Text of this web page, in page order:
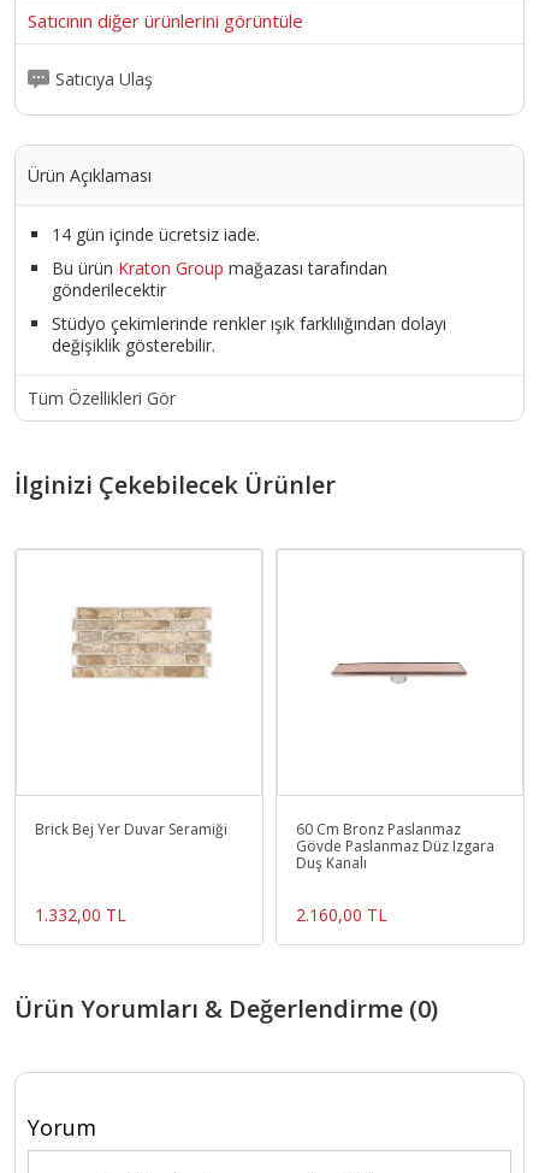
Satıcının diğer ürünlerini görüntüle
Satıcıya Ulaş
Ürün Açıklaması
14 gün içinde ücretsiz iade.
Bu ürün Kraton Group mağazası tarafından
gönderilecektir
Stüdyo çekimlerinde renkler ışık farklılığından dolayı
değişiklik gösterebilir.
Tüm Özellikleri Gör
İlginizi Çekebilecek Ürünler
Brick Bej Yer Duvar Seramiği
1.332,00 TL
60 Cm Bronz Paslanmaz
Gövde Paslanmaz Düz Izgara
Duş Kanalı
2.160,00 TL
Ürün Yorumları & Değerlendirme (0)
Yorum